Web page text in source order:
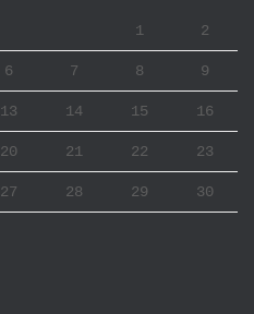
1 2
6 7 8 9
13 14 15 16
20 21 22 23
27 28 29 30